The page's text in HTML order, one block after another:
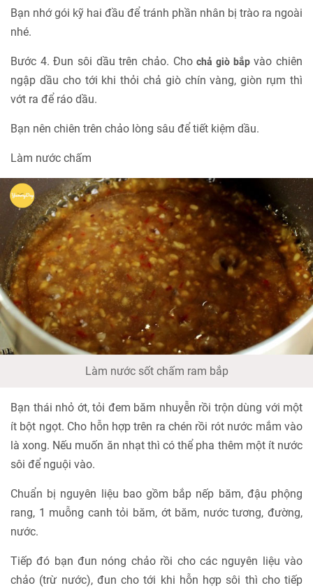
Bạn nhớ gói kỹ hai đầu để tránh phần nhân bị trào ra ngoài
nhé.
Bước 4. Đun sôi dầu trên chảo. Chochả giò bắpvào chiên
ngập dầu cho tới khi thỏi chả giò chín vàng, giòn rụm thì
vớt ra để ráo dầu.
Bạn nên chiên trên chảo lòng sâu để tiết kiệm dầu.
Làm nước chấm
Làm nước sốt chấm ram bắp
Bạn thái nhỏ ớt, tỏi đem băm nhuyễn rồi trộn dùng với một
ít bột ngọt. Cho hỗn hợp trên ra chén rồi rót nước mắm vào
là xong. Nếu muốn ăn nhạt thì có thể pha thêm một ít nước
sôi để nguội vào.
Chuẩn bị nguyên liệu bao gồm bắp nếp băm, đậu phộng
rang, 1 muỗng canh tỏi băm, ớt băm, nước tương, đường,
nước.
Tiếp đó bạn đun nóng chảo rồi cho các nguyên liệu vào
chảo (trừ nước), đun cho tới khi hỗn hợp sôi thì cho tiếp